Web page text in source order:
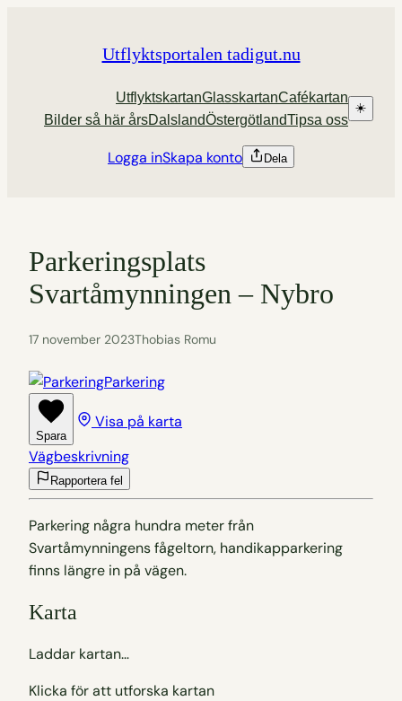
Utflyktsportalen tadigut.nu
UtflyktskartanGlasskartanCafékartan
Bilder så här årsDalslandÖstergötlandTipsa oss
☀️
Logga inSkapa konto Dela
Parkeringsplats
Svartåmynningen – Nybro
17 november 2023Thobias Romu
Parkering
Spara
Visa på karta
Vägbeskrivning
Rapportera fel
Parkering några hundra meter från
Svartåmynningens fågeltorn, handikapparkering
finns längre in på vägen.
Karta
Laddar kartan…
Klicka för att utforska kartan